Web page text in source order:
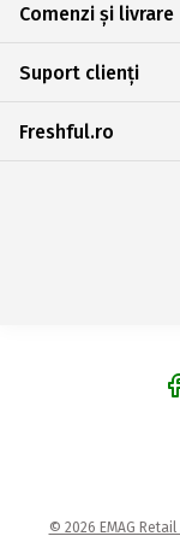
Comenzi și livrare
Suport clienți
Freshful.ro
© 2026 EMAG Retail